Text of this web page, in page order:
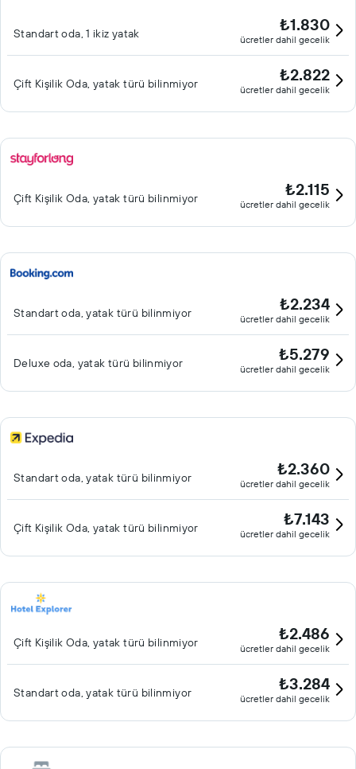
Standart oda, 1 ikiz yatak ₺1.830
ücretler dahil gecelik
Çift ​Kişilik Oda, yatak türü bilinmiyor ₺2.822
ücretler dahil gecelik
Çift ​Kişilik Oda, yatak türü bilinmiyor ₺2.115
ücretler dahil gecelik
Standart oda, yatak türü bilinmiyor ₺2.234
ücretler dahil gecelik
Deluxe oda, yatak türü bilinmiyor ₺5.279
ücretler dahil gecelik
Standart oda, yatak türü bilinmiyor ₺2.360
ücretler dahil gecelik
Çift ​Kişilik Oda, yatak türü bilinmiyor ₺7.143
ücretler dahil gecelik
Çift ​Kişilik Oda, yatak türü bilinmiyor ₺2.486
ücretler dahil gecelik
Standart oda, yatak türü bilinmiyor ₺3.284
ücretler dahil gecelik